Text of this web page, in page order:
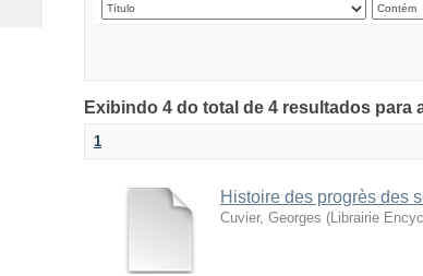
Exibindo 4 do total de 4 resultados para
1
Histoire des progrès des
Cuvier, Georges (Librairie